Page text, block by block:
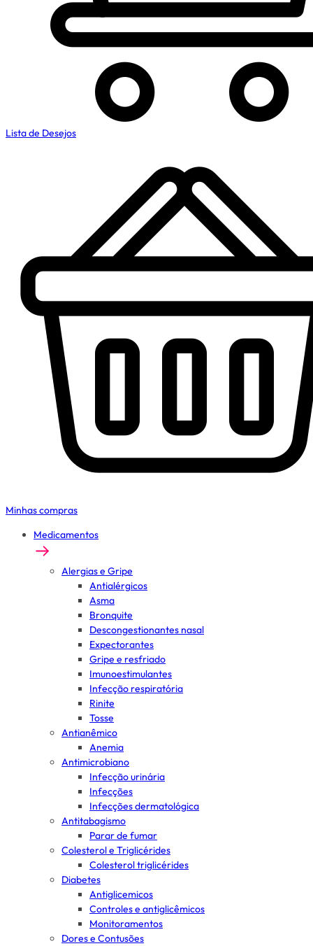
Lista de Desejos
Minhas compras
Medicamentos
Alergias e Gripe
Antialérgicos
Asma
Bronquite
Descongestionantes nasal
Expectorantes
Gripe e resfriado
Imunoestimulantes
Infecção respiratória
Rinite
Tosse
Antianêmico
Anemia
Antimicrobiano
Infecção urinária
Infecções
Infecções dermatológica
Antitabagismo
Parar de fumar
Colesterol e Triglicérides
Colesterol triglicérides
Diabetes
Antiglicemicos
Controles e antiglicêmicos
Monitoramentos
Dores e Contusões